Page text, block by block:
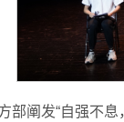
部阐发“自强不